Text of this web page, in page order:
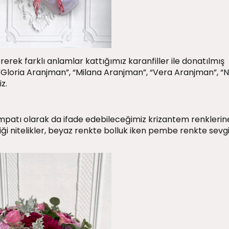
farklı anlamlar kattığımız karanfiller ile donatılmış
Aranjman”, “Milana Aranjman”, “Vera Aranjman”,
olarak da ifade edebileceğimiz krizantem
nitelikler, beyaz renkte bolluk iken pembe renkte